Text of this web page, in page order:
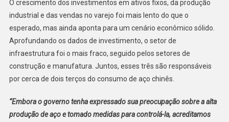
O crescimento dos investimentos em ativos fixos, da produção
industrial e das vendas no varejo foi mais lento do que o
esperado, mas ainda aponta para um cenário econômico sólido.
Aprofundando os dados de investimento, o setor de
infraestrutura foi o mais fraco, seguido pelos setores de
construção e manufatura. Juntos, esses três são responsáveis ​​
por cerca de dois terços do consumo de aço chinês.
“Embora o governo tenha expressado sua preocupação sobre a alta
produção de aço e tomado medidas para controlá-la, acreditamos